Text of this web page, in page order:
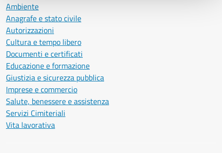
Ambiente
Anagrafe e stato civile
Autorizzazioni
Cultura e tempo libero
Documenti e certificati
Educazione e formazione
Giustizia e sicurezza pubblica
Imprese e commercio
Salute, benessere e assistenza
Servizi Cimiteriali
Vita lavorativa